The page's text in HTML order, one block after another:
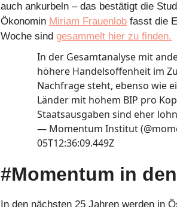
auch ankurbeln – das bestätigt die
Ökonomin Miriam Frauenlob fasst die
Woche sind gesammelt hier zu finden.
In der Gesamtanalyse mit
höhere Handelsoffenheit im
Nachfrage steht, ebenso wie
Länder mit hohem BIP pro
Staatsausgaben sind eher
— Momentum Institut
05T12:36:09.449Z
#Momentum in
In den nächsten 25 Jahren werden in